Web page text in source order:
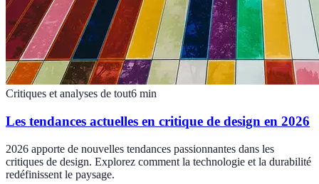
Critiques et analyses de tout6 min
Les tendances actuelles en critique de design en 2026
2026 apporte de nouvelles tendances passionnantes dans les
critiques de design. Explorez comment la technologie et la durabilité
redéfinissent le paysage.